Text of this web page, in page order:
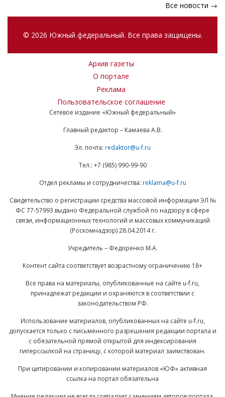
Все новости →
© 2026 Южный федеральный. Все права защищены.
Архив газеты
О портале
Реклама
Пользовательское соглашение
Сетевое издание «Южный федеральный»
Главный редактор – Камаева А.В.
Эл. почта: redaktor@u-f.ru
Тел.: +7 (985) 990-99-90
Отдел рекламы и сотрудничества: reklama@u-f.ru
Свидетельство о регистрации средства массовой информации ЭЛ №
ФС 77-57993 выдано Федеральной службой по надзору в сфере
связи, информационных технологий и массовых коммуникаций
(Роскомнадзор) 28.04.2014 г.
Учредитель – Федоренко М.А.
Контент сайта соответствует возрастному ограничению 18+
Все права на материалы, опубликованные на сайте u-f.ru,
принадлежат редакции и охраняются в соответствии с
законодательством РФ.
Использование материалов, опубликованных на сайте u-f.ru,
допускается только с письменного разрешения редакции портала и
с обязательной прямой открытой для индексирования
гиперссылкой на страницу, с которой материал заимствован.
При цитировании и копировании материалов «ЮФ» активная
ссылка на портал обязательна